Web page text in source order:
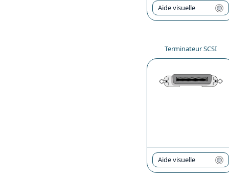
Aide visuelle
Terminateur SCSI
Aide visuelle